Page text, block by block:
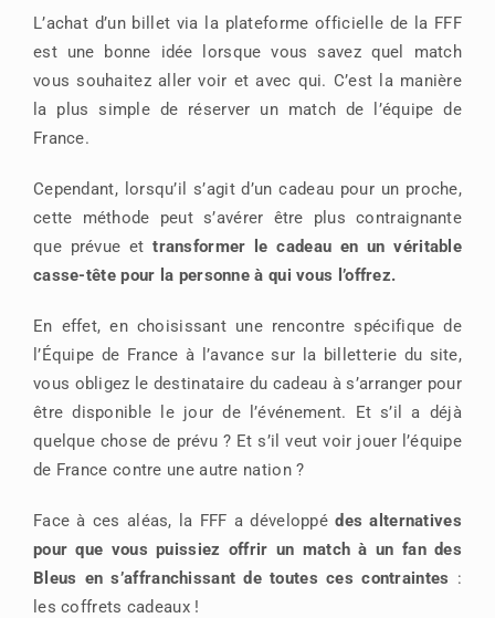
L’achat d’un billet via la plateforme officielle de la FFF
est une bonne idée lorsque vous savez quel match
vous souhaitez aller voir et avec qui. C’est la manière
la plus simple de réserver un match de l’équipe de
France.
Cependant, lorsqu’il s’agit d’un cadeau pour un proche,
cette méthode peut s’avérer être plus contraignante
que prévue ettransformer le cadeau en un véritable
casse-tête pour la personne à qui vous l’offrez.
En effet, en choisissant une rencontre spécifique de
l’Équipe de France à l’avance sur la billetterie du site,
vous obligez le destinataire du cadeau à s’arranger pour
être disponible le jour de l’événement. Et s’il a déjà
quelque chose de prévu ? Et s’il veut voir jouer l’équipe
de France contre une autre nation ?
Face à ces aléas, la FFF a développédes alternatives
pour que vous puissiez offrir un match à un fan des
Bleus en s’affranchissant de toutes ces contraintes :
les coffrets cadeaux !